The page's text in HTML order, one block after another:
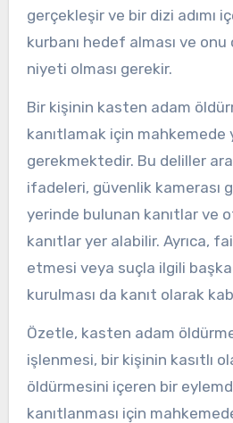
gerçekleşir ve bir dizi adımı
kurbanı hedef alması ve
niyeti olması gerekir.
Bir kişinin kasten adam
kanıtlamak için mahkemede
gerekmektedir. Bu deliller
ifadeleri, güvenlik kamerası
yerinde bulunan kanıtlar ve
kanıtlar yer alabilir. Ayrıca,
etmesi veya suçla ilgili
kurulması da kanıt olarak
Özetle, kasten adam
işlenmesi, bir kişinin kasıtlı
öldürmesini içeren bir
kanıtlanması için